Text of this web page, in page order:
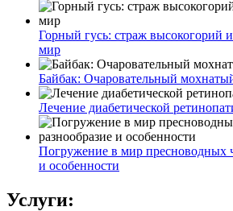
Горный гусь: страж высокогорий
мир
Байбак: Очаровательный
Лечение диабетической
Погружение в мир пресноводных
и особенности
Услуги: